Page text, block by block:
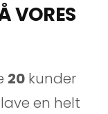
VORES
20 kunder
en helt